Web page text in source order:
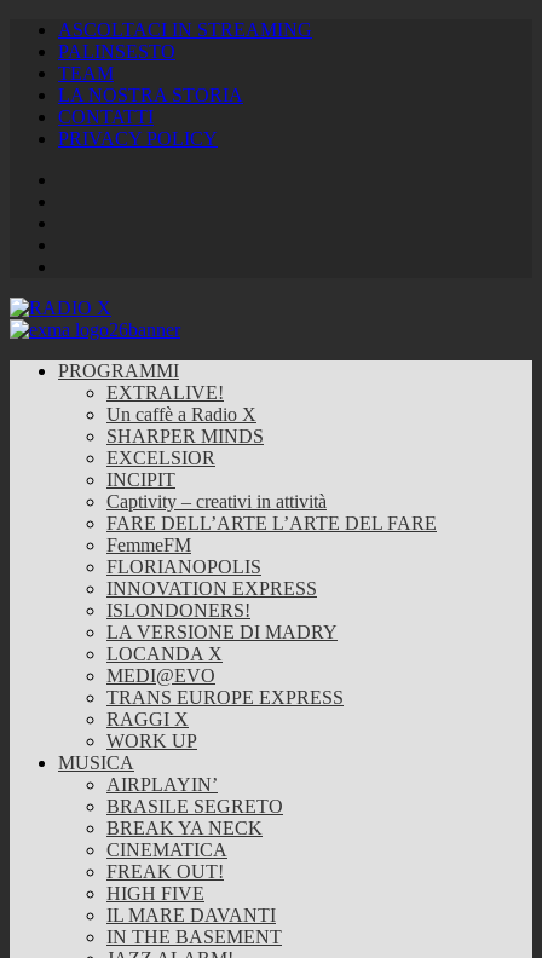
ASCOLTACI IN STREAMING
PALINSESTO
TEAM
LA NOSTRA STORIA
CONTATTI
PRIVACY POLICY
PROGRAMMI
EXTRALIVE!
Un caffè a Radio X
SHARPER MINDS
EXCELSIOR
INCIPIT
Captivity – creativi in attività
FARE DELL’ARTE L’ARTE DEL FARE
FemmeFM
FLORIANOPOLIS
INNOVATION EXPRESS
ISLONDONERS!
LA VERSIONE DI MADRY
LOCANDA X
MEDI@EVO
TRANS EUROPE EXPRESS
RAGGI X
WORK UP
MUSICA
AIRPLAYIN’
BRASILE SEGRETO
BREAK YA NECK
CINEMATICA
FREAK OUT!
HIGH FIVE
IL MARE DAVANTI
IN THE BASEMENT